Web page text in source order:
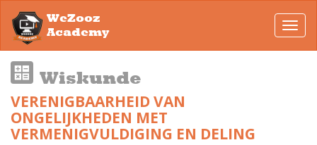
WeZooz
Academy
Wiskunde
VERENIGBAARHEID VAN
ONGELIJKHEDEN MET
VERMENIGVULDIGING EN DELING